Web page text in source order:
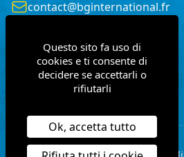
contact@bginternational.fr
71100 Chalon-sur-Saône
Questo sito fa uso di
cookies e ti consente di
decidere se accettarli o
rifiutarli
Ok, accetta tutto